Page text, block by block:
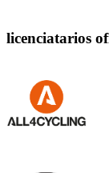
licenciatarios